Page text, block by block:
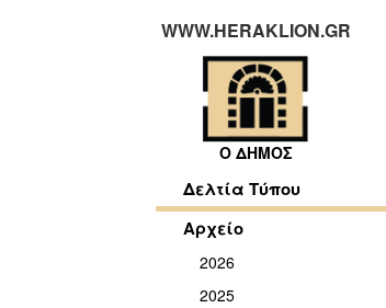
WWW.HERAKLION.GR
Ο ΔΗΜΟΣ
Δελτία Τύπου
Αρχείο
2026
2025